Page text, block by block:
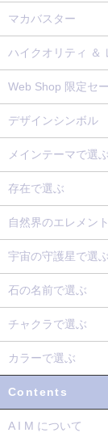
マカバスター
ハイクオリティ ＆
Web Shop 限定セ
デザインシンボル
メインテーマで選ぶ
存在で選ぶ
自然界のエレメン
宇宙の守護星で選ぶ
石の名前で選ぶ
チャクラで選ぶ
カラーで選ぶ
Contents
A I M について